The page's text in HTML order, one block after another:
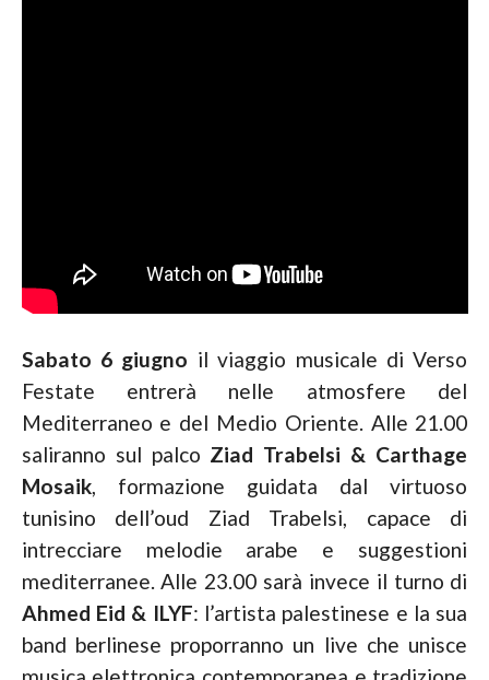
Sabato 6 giugno il viaggio musicale di Verso
Festate entrerà nelle atmosfere del
Mediterraneo e del Medio Oriente. Alle 21.00
saliranno sul palco Ziad Trabelsi & Carthage
Mosaik, formazione guidata dal virtuoso
tunisino dell’oud Ziad Trabelsi, capace di
intrecciare melodie arabe e suggestioni
mediterranee. Alle 23.00 sarà invece il turno di
Ahmed Eid & ILYF: l’artista palestinese e la sua
band berlinese proporranno un live che unisce